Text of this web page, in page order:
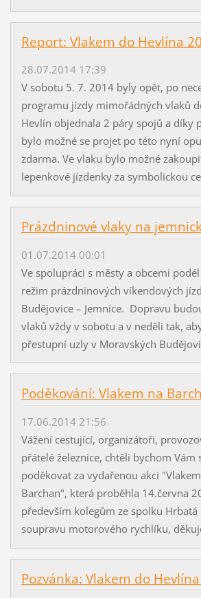
Report: Vlakem do Hevlína
28.07.2014 17:39
V sobotu 5. 7. 2014 byly opět, po
programu jízdy mimořádných vlaků
Hevlín objednala 2 páry spojů a díky
bylo možné se projet po této nyní
zdarma. Ve vlaku bylo možné
lepenkové jízdenky za symbolickou
Prázdninové vlaky na
01.07.2014 00:01
Ve spolupráci s městy a obcemi
režim prázdninových víkendových
Budějovice – Jemnice. Dopravu
vlaků vždy v sobotu a v neděli tak,
přestupní uzly v Moravských
Poděkování: Vlakem na
17.06.2014 21:56
Vážení cestující, organizátoři,
přátelé železnice, chtěli bychom Vám
poděkovat za vydařenou akci
Barchan", která proběhla 14.června
především kolegům ze spolku Hrbatá
soupravu motorového rychlíku,
Pozvánka: Vlakem do